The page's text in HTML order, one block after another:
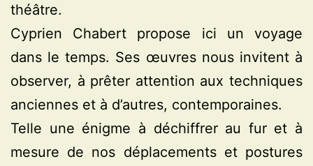
théâtre.
Cyprien Chabert propose ici un voyage
dans le temps. Ses œuvres nous invitent à
observer, à prêter attention aux techniques
anciennes et à d’autres, contemporaines.
Telle une énigme à déchiffrer au fur et à
mesure de nos déplacements et postures